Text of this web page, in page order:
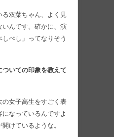
る双葉ちゃん、よく見
いんです。確かに、演
ぺし」ってなりそう
いての印象を教えて
の女子高生をすごく表
なっているんですよ
けているような。